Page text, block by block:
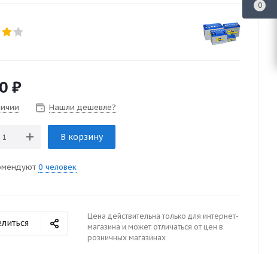
₽
Нашли дешевле?
В корзину
0 человек
Цена действительна только для интернет-
магазина и может отличаться от цен в
розничных магазинах
0